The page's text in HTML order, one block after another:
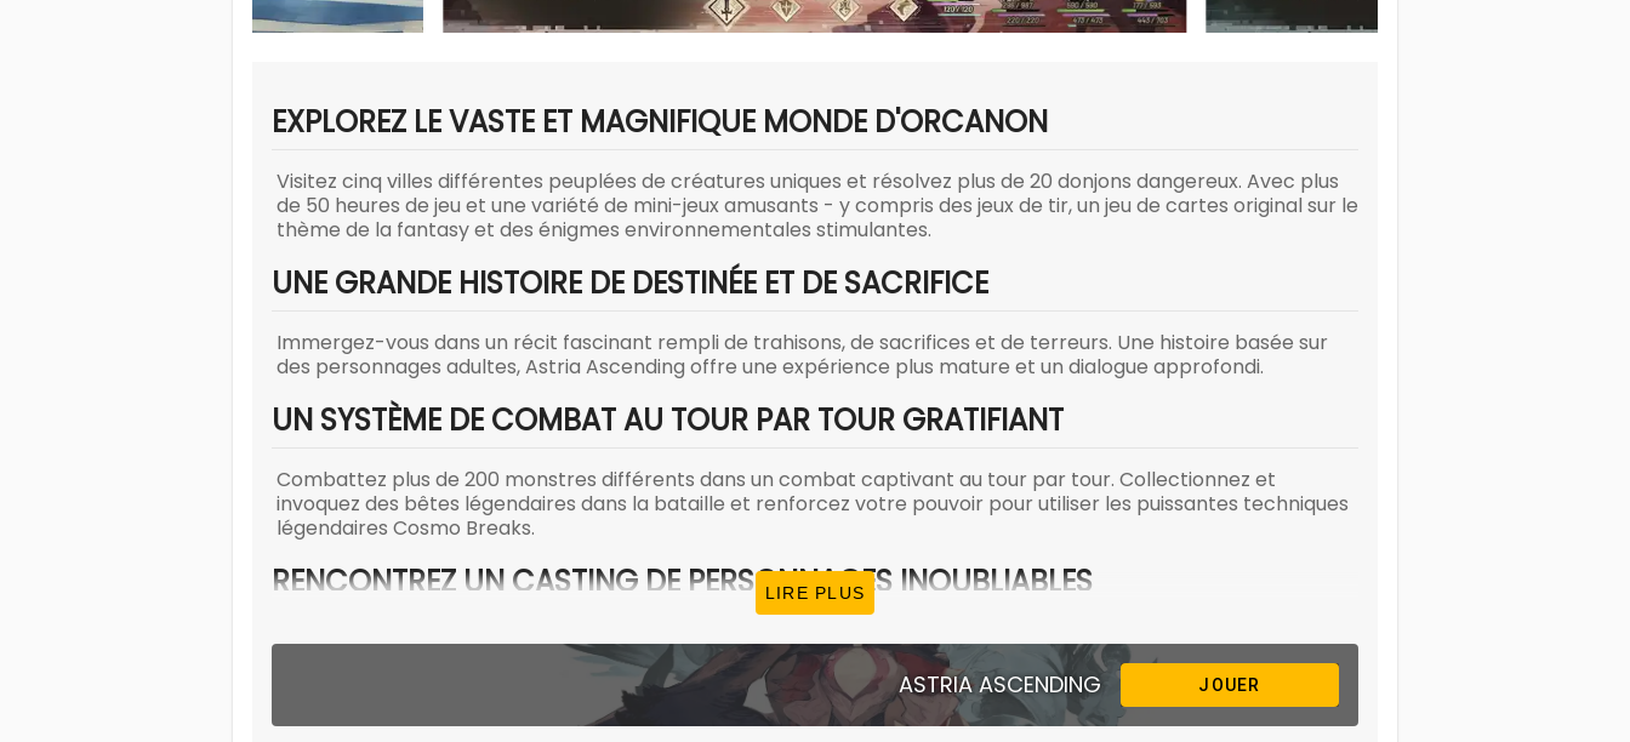
EXPLOREZ LE VASTE ET MAGNIFIQUE MONDE D'ORCANON
Visitez cinq villes différentes peuplées de créatures uniques et résolvez plus de 20 donjons dangereux. Avec plus
de 50 heures de jeu et une variété de mini-jeux amusants - y compris des jeux de tir, un jeu de cartes original sur le
thème de la fantasy et des énigmes environnementales stimulantes.
UNE GRANDE HISTOIRE DE DESTINÉE ET DE SACRIFICE
Immergez-vous dans un récit fascinant rempli de trahisons, de sacrifices et de terreurs. Une histoire basée sur
des personnages adultes, Astria Ascending offre une expérience plus mature et un dialogue approfondi.
UN SYSTÈME DE COMBAT AU TOUR PAR TOUR GRATIFIANT
Combattez plus de 200 monstres différents dans un combat captivant au tour par tour. Collectionnez et
invoquez des bêtes légendaires dans la bataille et renforcez votre pouvoir pour utiliser les puissantes techniques
légendaires Cosmo Breaks.
RENCONTREZ UN CASTING DE PERSONNAGES INOUBLIABLES
Choisissez parmi huit personnages personnalisables représentant différentes races fantastiques et
compétences, et assemblez une équipe héroïque prête à tout sacrifier pour sauver le monde. Avec 20 classes au
choix et une gamme de compétences uniques à maîtriser, leur destin est scellé, mais le monde ne l'est pas.
LIRE PLUS
ASTRIA ASCENDING JOUER